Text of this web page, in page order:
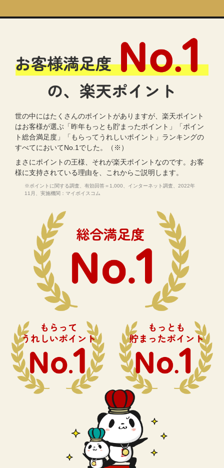
世の中にはたくさんのポイントがありますが、楽天ポイント
はお客様が選ぶ「昨年もっとも貯まったポイント」「ポイン
ト総合満足度」「もらってうれしいポイント」ランキングの
すべてにおいてNo.1でした。（※）
まさにポイントの王様、それが楽天ポイントなのです。お客
様に支持されている理由を、これからご説明します。
※ポイントに関する調査、有効回答＝1,000、インターネット調査、2022年
11月、実施機関：マイボイスコム